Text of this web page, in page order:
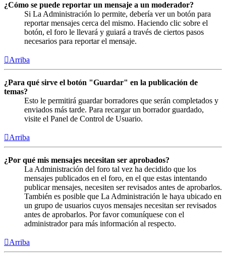
¿Cómo se puede reportar un mensaje a un moderador?
Si La Administración lo permite, debería ver un botón para
reportar mensajes cerca del mismo. Haciendo clic sobre el
botón, el foro le llevará y guiará a través de ciertos pasos
necesarios para reportar el mensaje.
Arriba
¿Para qué sirve el botón "Guardar" en la publicación de
temas?
Esto le permitirá guardar borradores que serán completados y
enviados más tarde. Para recargar un borrador guardado,
visite el Panel de Control de Usuario.
Arriba
¿Por qué mis mensajes necesitan ser aprobados?
La Administración del foro tal vez ha decidido que los
mensajes publicados en el foro, en el que estas intentando
publicar mensajes, necesiten ser revisados antes de aprobarlos.
También es posible que La Administración le haya ubicado en
un grupo de usuarios cuyos mensajes necesitan ser revisados
antes de aprobarlos. Por favor comuníquese con el
administrador para más información al respecto.
Arriba